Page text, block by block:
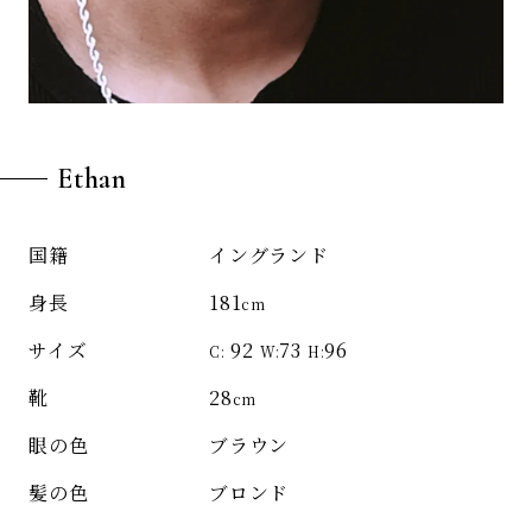
Ethan
国籍 イングランド
身長 181cm
サイズ C: 92 W:73 H:96
靴 28cm
眼の色 ブラウン
髪の色 ブロンド